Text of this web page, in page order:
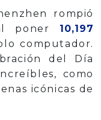
rompió
poner 10,197
computador.
del Día
como
icónicas de